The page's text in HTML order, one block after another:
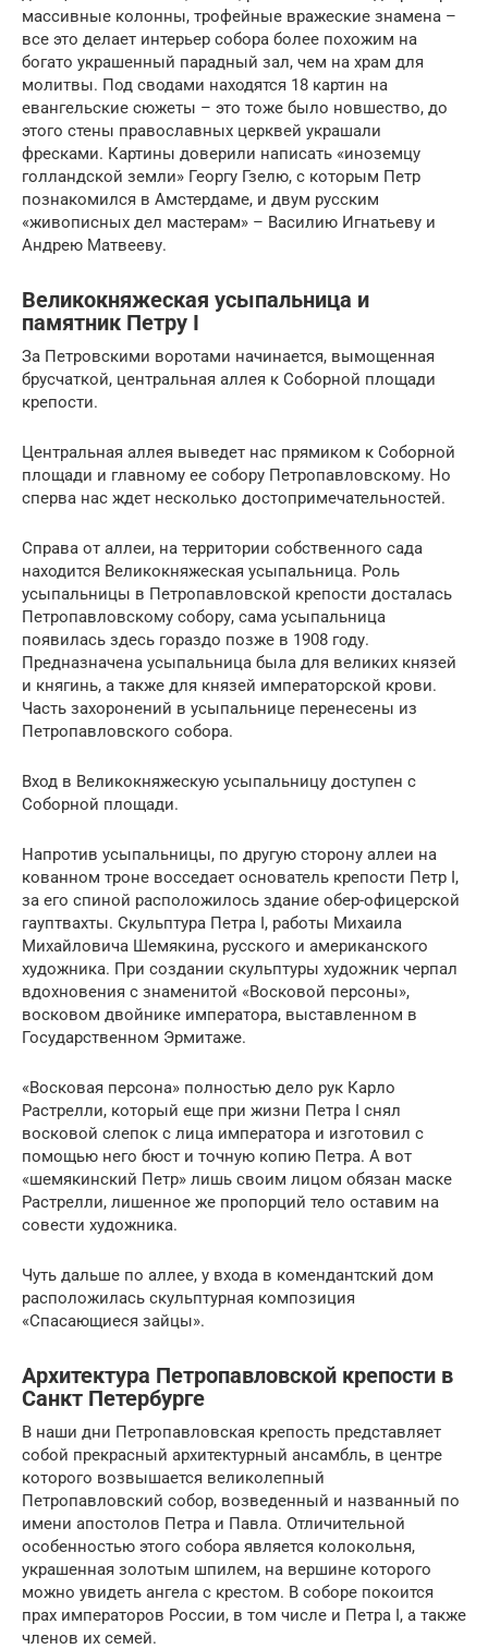
массивные колонны, трофейные вражеские знамена –
все это делает интерьер собора более похожим на
богато украшенный парадный зал, чем на храм для
молитвы. Под сводами находятся 18 картин на
евангельские сюжеты – это тоже было новшество, до
этого стены православных церквей украшали
фресками. Картины доверили написать «иноземцу
голландской земли» Георгу Гзелю, с которым Петр
познакомился в Амстердаме, и двум русским
«живописных дел мастерам» – Василию Игнатьеву и
Андрею Матвееву.
Великокняжеская усыпальница и
памятник Петру I
За Петровскими воротами начинается, вымощенная
брусчаткой, центральная аллея к Соборной площади
крепости.
Центральная аллея выведет нас прямиком к Соборной
площади и главному ее собору Петропавловскому. Но
сперва нас ждет несколько достопримечательностей.
Справа от аллеи, на территории собственного сада
находится Великокняжеская усыпальница. Роль
усыпальницы в Петропавловской крепости досталась
Петропавловскому собору, сама усыпальница
появилась здесь гораздо позже в 1908 году.
Предназначена усыпальница была для великих князей
и княгинь, а также для князей императорской крови.
Часть захоронений в усыпальнице перенесены из
Петропавловского собора.
Вход в Великокняжескую усыпальницу доступен с
Соборной площади.
Напротив усыпальницы, по другую сторону аллеи на
кованном троне восседает основатель крепости Петр I,
за его спиной расположилось здание обер-офицерской
гауптвахты. Скульптура Петра I, работы Михаила
Михайловича Шемякина, русского и американского
художника. При создании скульптуры художник черпал
вдохновения с знаменитой «Восковой персоны»,
восковом двойнике императора, выставленном в
Государственном Эрмитаже.
«Восковая персона» полностью дело рук Карло
Растрелли, который еще при жизни Петра I снял
восковой слепок с лица императора и изготовил с
помощью него бюст и точную копию Петра. А вот
«шемякинский Петр» лишь своим лицом обязан маске
Растрелли, лишенное же пропорций тело оставим на
совести художника.
Чуть дальше по аллее, у входа в комендантский дом
расположилась скульптурная композиция
«Спасающиеся зайцы».
Архитектура Петропавловской крепости в
Санкт Петербурге
В наши дни Петропавловская крепость представляет
собой прекрасный архитектурный ансамбль, в центре
которого возвышается великолепный
Петропавловский собор, возведенный и названный по
имени апостолов Петра и Павла. Отличительной
особенностью этого собора является колокольня,
украшенная золотым шпилем, на вершине которого
можно увидеть ангела с крестом. В соборе покоится
прах императоров России, в том числе и Петра I, а также
членов их семей.